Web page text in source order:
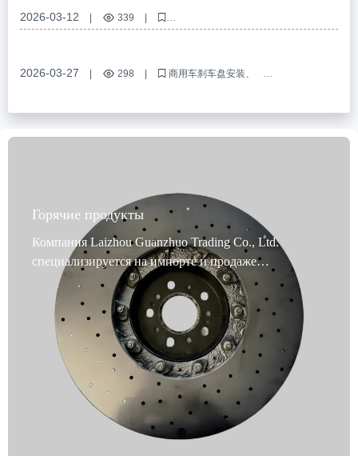
Тормозные диски из высокоуглеродистого серого чугуна
автомобилей? Технический анализ и руководство по
применению в отрасли -莱州冠晫贸易有限公司
2026-03-12 | 339
|
тормозные барабаны легковых автомобилей
тестирование тормозных барабанов
2026-03-27 | 298 |
商用车刹车盘安装
Горячие продукты
Компания Laizhou Guanzhuo Trading Co., Ltd.
специализируется на импорте и продаже
высококачественных тормозных дисков. Её
основной продукт – специально обработанные
тормозные диски – предназначен для легковых и
коммерческих автомобилей. Изготовленные из
высокопрочного серого чугуна (например, GG20 и
G3000), эти диски проходят сложную термическую
обработку для повышения износостойкости и
стабильности торможения, обеспечивая надёжную
работу даже при больших нагрузках. Прошедшие